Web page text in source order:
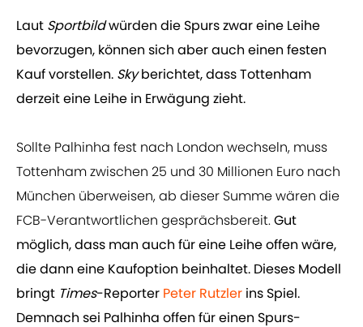
Laut Sportbildwürden die Spurs zwar eine Leihe
bevorzugen, können sich aber auch einen festen
Kauf vorstellen. Skyberichtet, dass Tottenham
derzeit eine Leihe in Erwägung zieht.
Sollte Palhinha fest nach London wechseln, muss
Tottenham zwischen 25 und 30 Millionen Euro nach
München überweisen, ab dieser Summe wären die
FCB-Verantwortlichen gesprächsbereit.Gut
möglich, dass man auch für eine Leihe offen wäre,
die dann eine Kaufoption beinhaltet. Dieses Modell
bringt Times-Reporter Peter Rutzler ins Spiel.
Demnach sei Palhinha offen für einen Spurs-